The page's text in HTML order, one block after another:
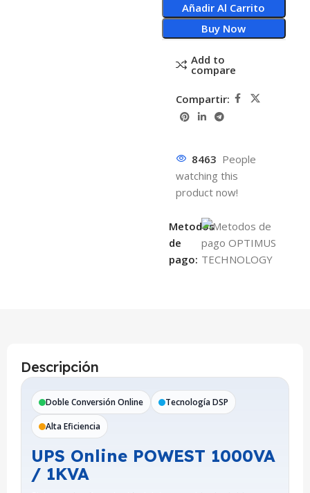
Añadir Al Carrito
Buy Now
Add to
compare
Compartir:
8463 People
watching this
product now!
Metodos
de
pago:
Descripción
Doble Conversión Online Tecnología DSP
Alta Eficiencia
UPS Online POWEST 1000VA
/ 1KVA